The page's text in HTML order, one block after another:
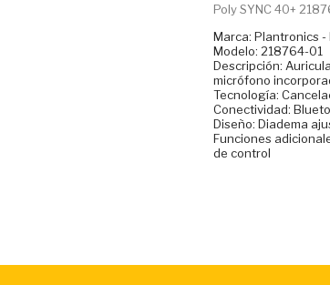
Poly SYNC 40+
Marca: Plantronics -
Modelo: 218764-01
Descripción:
micrófono
Tecnología:
Conectividad:
Diseño: Diadema
Funciones
de control